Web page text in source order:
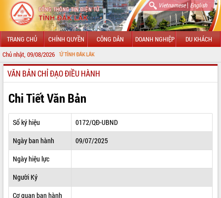
Vietnamese| English
TRANG CHỦ CHÍNH QUYỀN CÔNG DÂN DOANH NGHIỆP DU KHÁCH
Chủ nhật, 09/08/2026
TIN ĐIỆN TỬ TỈNH ĐẮK LẮK
GIỚI THIỆU
LÃNH ĐẠO UBND TỈNH
TIN TỨC SỰ KIỆN
SỞ, BAN, NGÀNH
THÔNG TIN CHỈ ĐẠO ĐIỀU HÀNH
HỆ THỐNG VĂN BẢN
VĂN BẢN CHỈ ĐẠO ĐIỀU HÀNH
Chi Tiết Văn Bản
Số ký hiệu
0172/QĐ-UBND
Ngày ban hành
09/07/2025
Ngày hiệu lực
Người Ký
Cơ quan ban hành